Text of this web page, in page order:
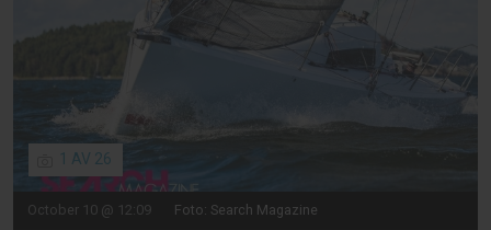
1 AV 26
October 10 @ 12:09 Foto: Search Magazine